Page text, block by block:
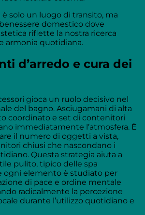
solo un luogo di transito, ma
domestico dove
riflette la nostra ricerca
armonia quotidiana.
d’arredo e cura dei
gioca un ruolo decisivo nel
del bagno. Asciugamani di alta
coordinato e set di contenitori
immediatamente l’atmosfera. È
il numero di oggetti a vista,
chiusi che nascondano i
Questa strategia aiuta a
pulito, tipico delle spa
ogni elemento è studiato per
di pace e ordine mentale
radicalmente la percezione
durante l’utilizzo quotidiano e